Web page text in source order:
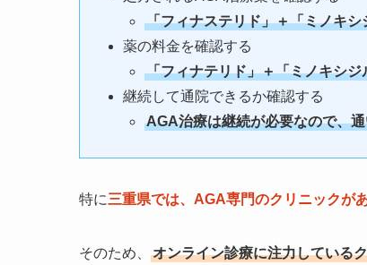
「フィナステリド」＋「ミノキシ
薬の料金を確認する
「フィナテリド」＋「ミノキシ
継続して通院できるか確認する
AGA治療は継続が必要なので、
特に三重県では、AGA専門のクリニックが
そのため、 オンライン診療に注力している